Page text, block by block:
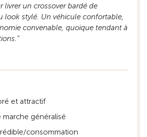
livrer un crossover bardé de
look stylé. Un véhicule confortable,
convenable, quoique tendant à
et attractif
généralisé
consommation